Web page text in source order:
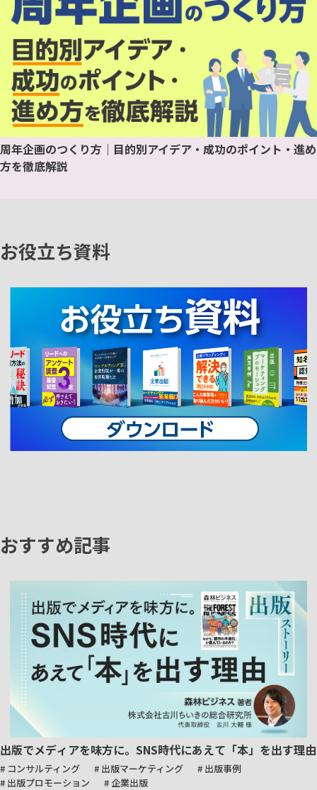
周年企画のつくり方｜目的別アイデア・成功のポイント・進め
方を徹底解説
お役立ち資料
おすすめ記事
出版でメディアを味方に。SNS時代にあえて「本」を出す理由
# コンサルティング # 出版マーケティング
# 出版事例
# 出版プロモーション
# 企業出版